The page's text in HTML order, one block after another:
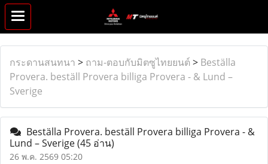
กระดานสนทนา > ถาม-ตอบกับมิตซูไทยยนต์ > Beställa
Provera. beställ Provera billiga Provera - & Lund –
Sverige
Beställa Provera. beställ Provera billiga Provera - &
Lund – Sverige(45 อ่าน)
26 พ.ค. 2569 05:20